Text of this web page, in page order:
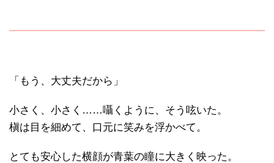
「もう、大丈夫だから」
小さく、小さく……囁くように、そう呟いた。
槇は目を細めて、口元に笑みを浮かべて。
とても安心した横顔が青葉の瞳に大きく映った。